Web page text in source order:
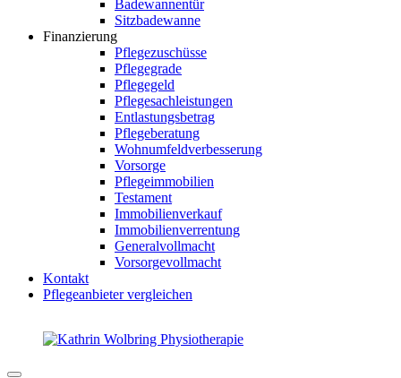
Badewannentür
Sitzbadewanne
Finanzierung
Pflegezuschüsse
Pflegegrade
Pflegegeld
Pflegesachleistungen
Entlastungsbetrag
Pflegeberatung
Wohnumfeldverbesserung
Vorsorge
Pflegeimmobilien
Testament
Immobilienverkauf
Immobilienverrentung
Generalvollmacht
Vorsorgevollmacht
Kontakt
Pflegeanbieter vergleichen